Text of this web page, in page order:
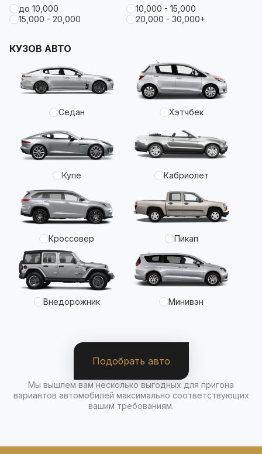
до 10,000
10,000 - 15,000
15,000 - 20,000
20,000 - 30,000+
КУЗОВ АВТО
Седан Хэтчбек
Купе Кабриолет
Кроссовер Пикап
Внедорожник Минивэн
Подобрать авто
Мы вышлем вам несколько выгодных для пригона
вариантов автомобилей максимально соответствующих
вашим требованиям.